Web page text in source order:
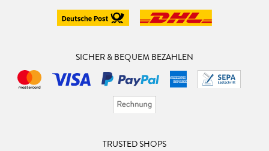
SICHER & BEQUEM BEZAHLEN
TRUSTED SHOPS